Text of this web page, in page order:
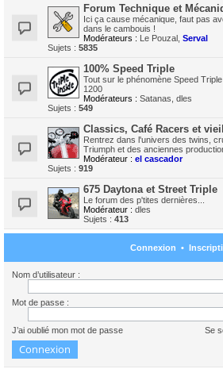
Forum Technique et
Ici ça cause mécanique, faut pas
dans le cambouis !
Modérateurs : Le Pouzal Serval
Sujets : 5835
100% Speed Triple
Tout sur le phénomène Speed
1200
Modérateurs : Satanas dles
Sujets : 549
Classics, Café Racers et
Rentrez dans l'univers des twins,
Triumph et des anciennes
Modérateur : el cascador
Sujets : 919
675 Daytona et Street Triple
Le forum des p'tites dernières...
Modérateur : dles
Sujets : 413
Connexion •
Nom d’utilisateur :
Mot de passe :
J’ai oublié mon mot de passe Se